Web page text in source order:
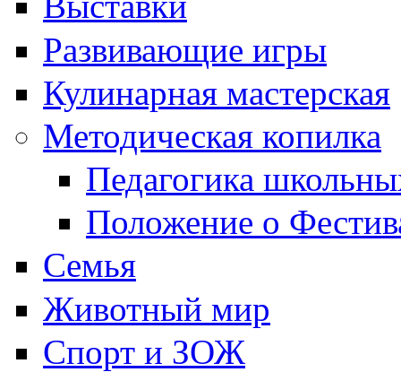
Развивающие игры
Кулинарная мастерская
Методическая копилка
Педагогика
Положение о
Семья
Животный мир
Спорт и ЗОЖ